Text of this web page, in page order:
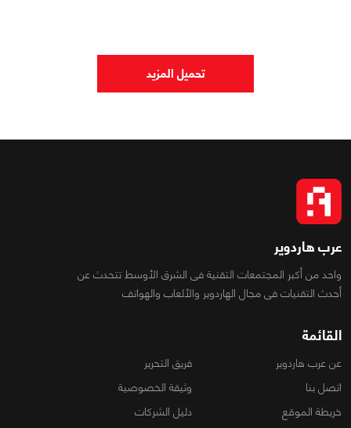
تحميل المزيد
عرب هاردوير
واحد من أكبر المجتمعات التقنية فى الشرق الأوسط تتحدث عن
أحدث التقنيات فى مجال الهاردوير والألعاب والهواتف
القائمة
عن عرب هاردوير
فريق التحرير
اتصل بنا
وثيقة الخصوصية
خريطة الموقع
دليل الشركات